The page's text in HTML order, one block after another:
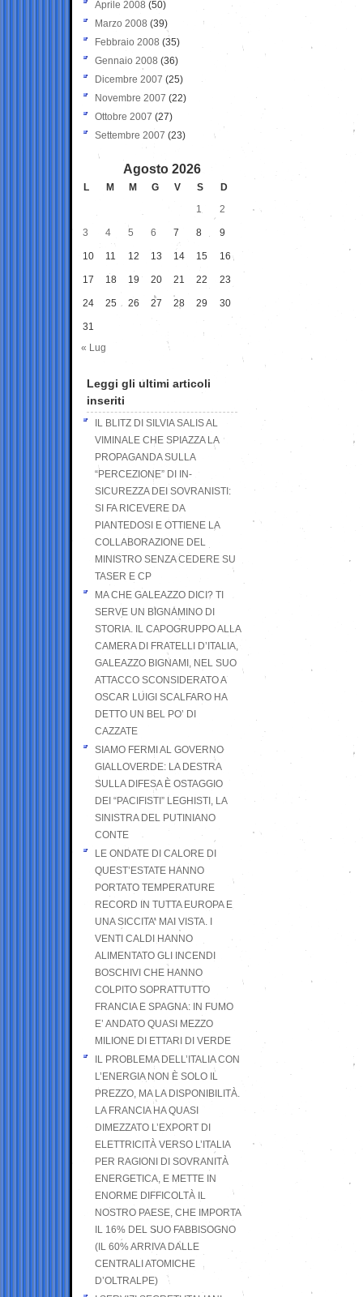
Aprile 2008 (50)
Marzo 2008 (39)
Febbraio 2008 (35)
Gennaio 2008 (36)
Dicembre 2007 (25)
Novembre 2007 (22)
Ottobre 2007 (27)
Settembre 2007 (23)
Agosto 2026
L M M G V S
D
1
2
3 4 5 6 7 8 9
10 11 12 13 14 15 16
17 18 19 20 21 22 23
24 25 26 27 28 29 30
31
« Lug
Leggi gli ultimi articoli
inseriti
IL BLITZ DI SILVIA SALIS AL
VIMINALE CHE SPIAZZA LA
PROPAGANDA SULLA
“PERCEZIONE” DI IN-
SICUREZZA DEI SOVRANISTI:
SI FA RICEVERE DA
PIANTEDOSI E OTTIENE LA
COLLABORAZIONE DEL
MINISTRO SENZA CEDERE SU
TASER E CP
MA CHE GALEAZZO DICI? TI
SERVE UN BIGNAMINO DI
STORIA. IL CAPOGRUPPO ALLA
CAMERA DI FRATELLI D’ITALIA,
GALEAZZO BIGNAMI, NEL SUO
ATTACCO SCONSIDERATO A
OSCAR LUIGI SCALFARO HA
DETTO UN BEL PO’ DI
CAZZATE
SIAMO FERMI AL GOVERNO
GIALLOVERDE: LA DESTRA
SULLA DIFESA È OSTAGGIO
DEI “PACIFISTI” LEGHISTI, LA
SINISTRA DEL PUTINIANO
CONTE
LE ONDATE DI CALORE DI
QUEST’ESTATE HANNO
PORTATO TEMPERATURE
RECORD IN TUTTA EUROPA E
UNA SICCITA’ MAI VISTA. I
VENTI CALDI HANNO
ALIMENTATO GLI INCENDI
BOSCHIVI CHE HANNO
COLPITO SOPRATTUTTO
FRANCIA E SPAGNA: IN FUMO
E’ ANDATO QUASI MEZZO
MILIONE DI ETTARI DI VERDE
IL PROBLEMA DELL’ITALIA CON
L’ENERGIA NON È SOLO IL
PREZZO, MA LA DISPONIBILITÀ.
LA FRANCIA HA QUASI
DIMEZZATO L’EXPORT DI
ELETTRICITÀ VERSO L’ITALIA
PER RAGIONI DI SOVRANITÀ
ENERGETICA, E METTE IN
ENORME DIFFICOLTÀ IL
NOSTRO PAESE, CHE IMPORTA
IL 16% DEL SUO FABBISOGNO
(IL 60% ARRIVA DALLE
CENTRALI ATOMICHE
D’OLTRALPE)